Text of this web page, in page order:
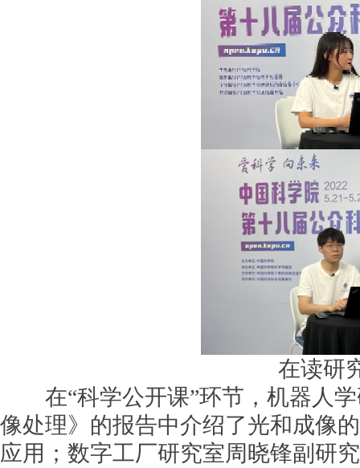
在读研
在“科学公开课”环节，机器人学
像处理》的报告中介绍了光和成像
应用；数字工厂研究室周晓锋副研